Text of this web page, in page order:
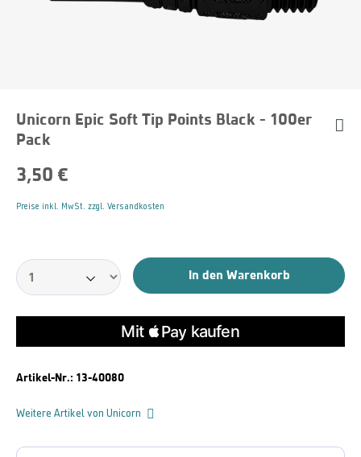
Unicorn Epic Soft Tip Points Black - 100er
Pack
3,50 €
Preise inkl. MwSt. zzgl. Versandkosten
In den Warenkorb
Artikel-Nr.: 13-40080
Weitere Artikel von Unicorn